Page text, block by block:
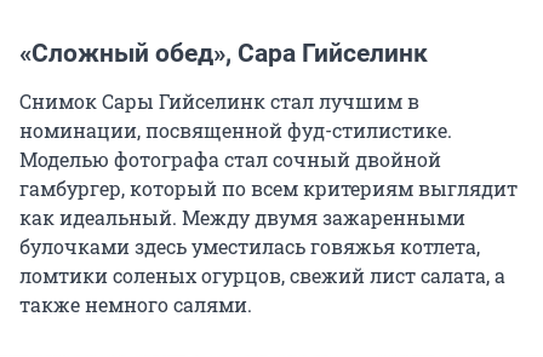
«Сложный обед», Сара Гийселинк
Снимок Сары Гийселинк стал лучшим в
номинации, посвященной фуд-стилистике.
Моделью фотографа стал сочный двойной
гамбургер, который по всем критериям выглядит
как идеальный. Между двумя зажаренными
булочками здесь уместилась говяжья котлета,
ломтики соленых огурцов, свежий лист салата, а
также немного салями.